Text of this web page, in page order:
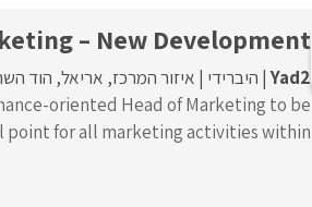
– New Development
Yad2 היברידי איזור המרכז אריאל הוד
oriented Head of Marketing to be
point for all marketing activities within ...